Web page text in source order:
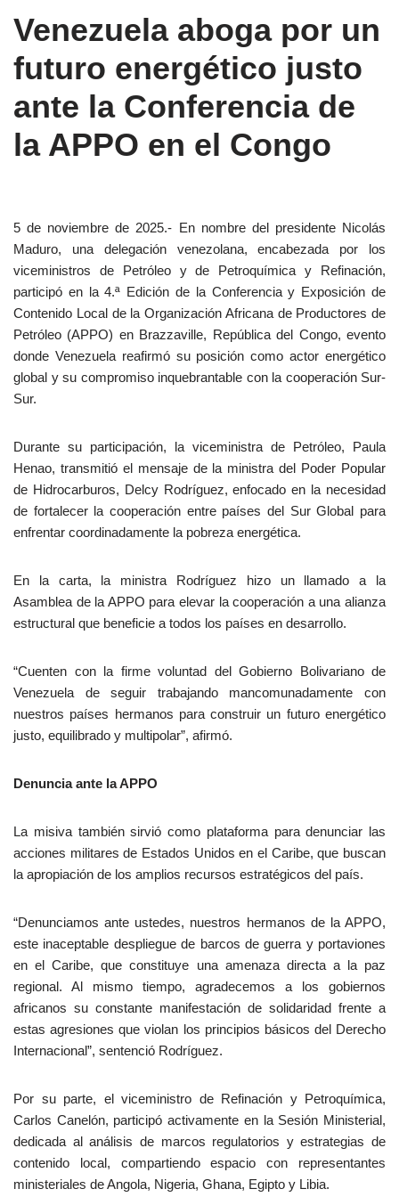
Venezuela aboga por un
futuro energético justo
ante la Conferencia de
la APPO en el Congo
5 de noviembre de 2025.- En nombre del presidente Nicolás
Maduro, una delegación venezolana, encabezada por los
viceministros de Petróleo y de Petroquímica y Refinación,
participó en la 4.ª Edición de la Conferencia y Exposición de
Contenido Local de la Organización Africana de Productores de
Petróleo (APPO) en Brazzaville, República del Congo, evento
donde Venezuela reafirmó su posición como actor energético
global y su compromiso inquebrantable con la cooperación Sur-
Sur.
Durante su participación, la viceministra de Petróleo, Paula
Henao, transmitió el mensaje de la ministra del Poder Popular
de Hidrocarburos, Delcy Rodríguez, enfocado en la necesidad
de fortalecer la cooperación entre países del Sur Global para
enfrentar coordinadamente la pobreza energética.
En la carta, la ministra Rodríguez hizo un llamado a la
Asamblea de la APPO para elevar la cooperación a una alianza
estructural que beneficie a todos los países en desarrollo.
“Cuenten con la firme voluntad del Gobierno Bolivariano de
Venezuela de seguir trabajando mancomunadamente con
nuestros países hermanos para construir un futuro energético
justo, equilibrado y multipolar”, afirmó.
Denuncia ante la APPO
La misiva también sirvió como plataforma para denunciar las
acciones militares de Estados Unidos en el Caribe, que buscan
la apropiación de los amplios recursos estratégicos del país.
“Denunciamos ante ustedes, nuestros hermanos de la APPO,
este inaceptable despliegue de barcos de guerra y portaviones
en el Caribe, que constituye una amenaza directa a la paz
regional. Al mismo tiempo, agradecemos a los gobiernos
africanos su constante manifestación de solidaridad frente a
estas agresiones que violan los principios básicos del Derecho
Internacional”, sentenció Rodríguez.
Por su parte, el viceministro de Refinación y Petroquímica,
Carlos Canelón, participó activamente en la Sesión Ministerial,
dedicada al análisis de marcos regulatorios y estrategias de
contenido local, compartiendo espacio con representantes
ministeriales de Angola, Nigeria, Ghana, Egipto y Libia.